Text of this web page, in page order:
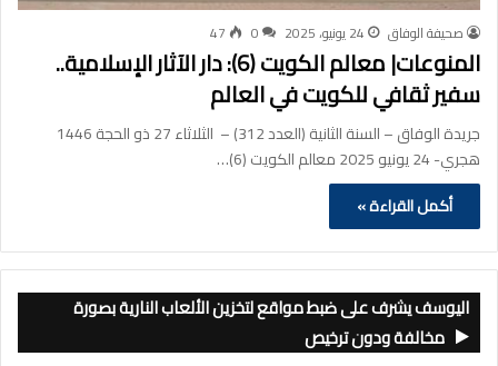
صحيفة الوفاق 24 يونيو، 2025 0
47
المنوعات| معالم الكويت (6): دار الآثار الإسلامية..
سفير ثقافي للكويت في العالم
جريدة الوفاق – السنة الثانية (العدد 312) – الثلاثاء 27 ذو الحجة 1446
هجري- 24 يونيو 2025 معالم الكويت (6)…
أكمل القراءة »
اليوسف يشرف على ضبط مواقع لتخزين الألعاب النارية بصورة
مخالفة ودون ترخيص